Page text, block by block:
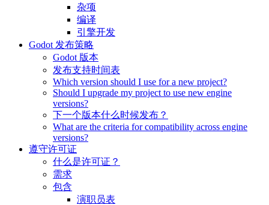
杂项
编译
引擎开发
Godot 发布策略
Godot 版本
发布支持时间表
Which version should I use for a new project?
Should I upgrade my project to use new engine
versions?
下一个版本什么时候发布？
What are the criteria for compatibility across engine
versions?
遵守许可证
什么是许可证？
需求
包含
演职员表